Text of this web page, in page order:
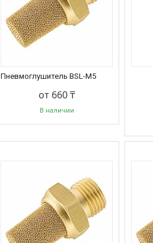
Пневмоглушитель BSL-M5
от 660 ₸
В наличии